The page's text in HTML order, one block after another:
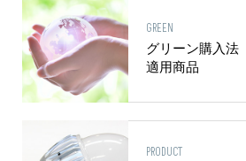
GREEN
グリーン購入法
適用商品
PRODUCT